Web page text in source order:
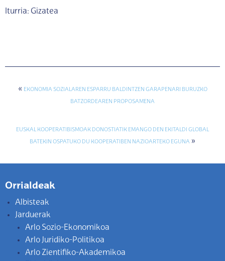
Iturria: Gizatea
« EKONOMIA SOZIALAREN ESPARRU BALDINTZEN GARAPENARI BURUZKO
BATZORDEAREN PROPOSAMENA
EUSKAL KOOPERATIBISMOAK DONOSTIATIK EMANGO DEN EKITALDI GLOBAL
BATEKIN OSPATUKO DU KOOPERATIBEN NAZIOARTEKO EGUNA »
Orrialdeak
Albisteak
Jarduerak
Arlo Sozio-Ekonomikoa
Arlo Juridiko-Politikoa
Arlo Zientifiko-Akademikoa